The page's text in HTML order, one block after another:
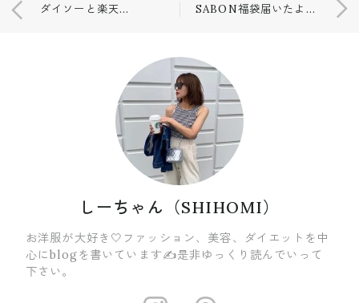
ダイソーと楽天でお買い物👌✨✨ SABON福袋届いたよ🧼💙
しーちゃん（SHIHOMI）
お洋服が大好き🤍ファッション、美容、ダイエットを中
心にblogを書いています✍️是非ゆっくり読んでいって
下さい。